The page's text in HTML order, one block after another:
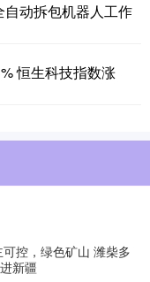
动拆包机器人工作
恒生科技指数涨
控，绿色矿山 潍柴多
新疆